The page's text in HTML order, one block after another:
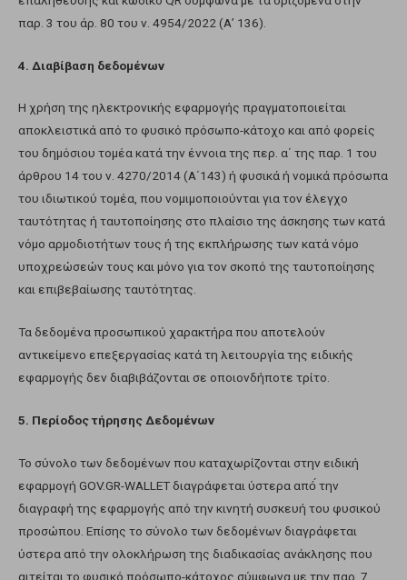
παρ. 3 του άρ. 80 του ν. 4954/2022 (Α’ 136).
4. Διαβίβαση δεδομένων
Η χρήση της ηλεκτρονικής εφαρμογής πραγματοποιείται
αποκλειστικά από το φυσικό πρόσωπο-κάτοχο και από φορείς
του δημόσιου τομέα κατά την έννοια της περ. α΄ της παρ. 1 του
άρθρου 14 του ν. 4270/2014 (Α΄143) ή φυσικά ή νομικά πρόσωπα
του ιδιωτικού τομέα, που νομιμοποιούνται για τον έλεγχο
ταυτότητας ή ταυτοποίησης στο πλαίσιο της άσκησης των κατά
νόμο αρμοδιοτήτων τους ή της εκπλήρωσης των κατά νόμο
υποχρεώσεών τους και μόνο για τον σκοπό της ταυτοποίησης
και επιβεβαίωσης ταυτότητας.
Τα δεδομένα προσωπικού χαρακτήρα που αποτελούν
αντικείμενο επεξεργασίας κατά τη λειτουργία της ειδικής
εφαρμογής δεν διαβιβάζονται σε οποιονδήποτε τρίτο.
5. Περίοδος τήρησης Δεδομένων
Το σύνολο των δεδομένων που καταχωρίζονται στην ειδική
εφαρμογή GOV.GR-WALLET διαγράφεται ύστερα από́ την
διαγραφή της εφαρμογής από την κινητή συσκευή του φυσικού
προσώπου. Επίσης το σύνολο των δεδομένων διαγράφεται
ύστερα από την ολοκλήρωση της διαδικασίας ανάκλησης που
αιτείται το φυσικό πρόσωπο-κάτοχος σύμφωνα με την παρ. 7